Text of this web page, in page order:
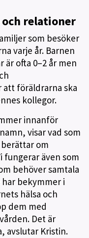
relationer
som besöker
varje år. Barnen
är ofta 0–2 år men
föräldrarna ska
kollegor.
innanför
visar vad som
om
fungerar även som
behöver samtala
bekymmer i
hälsa och
dem med
Det är
avslutar Kristin.